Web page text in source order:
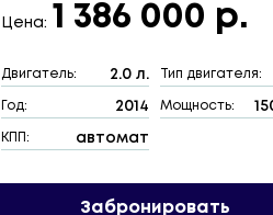
Цена: 1 386 000 р.
Двигатель: 2.0 л. Тип двигателя:
Год: 2014 Мощность:
КПП: автомат
Забронировать